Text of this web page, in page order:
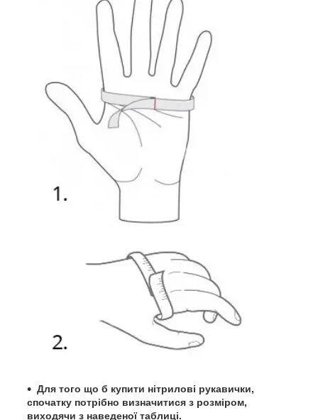
Для того що б купити нітрилові рукавички,
спочатку потрібно визначитися з розміром,
виходячи з наведеної таблиці.